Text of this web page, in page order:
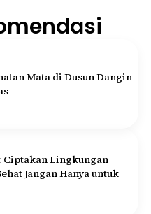
Mata di Dusun Dangin
Ciptakan Lingkungan
Jangan Hanya untuk